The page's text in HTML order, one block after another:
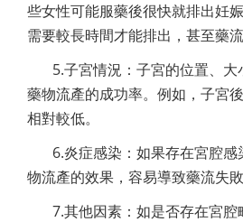
些女性可能服藥後很快就排出妊
需要較長時間才能排出，甚至藥流
5.子宮情況：子宮的位置、
藥物流產的成功率。例如，子宮
相對較低。
6.炎症感染：如果存在宮腔
物流產的效果，容易導致藥流失敗
7.其他因素：如是否存在宮